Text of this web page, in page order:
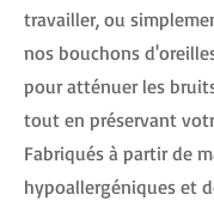
travailler, ou
nos bouchons
pour atténuer les
tout en préservant
Fabriqués à partir de
hypoallergéniques et